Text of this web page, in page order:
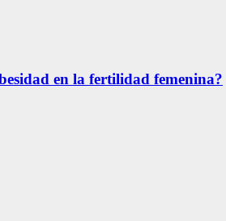
en la fertilidad femenina?